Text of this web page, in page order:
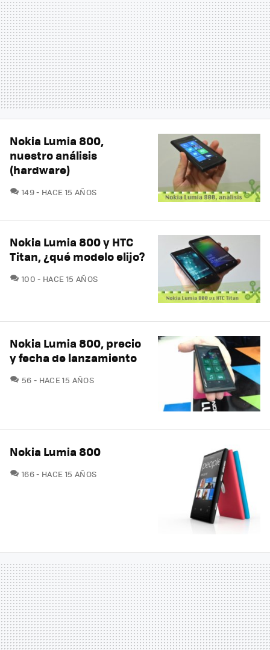
Nokia Lumia 800,
nuestro análisis
(hardware)
149COMENTARIOS
HACE 15 AÑOS
Nokia Lumia 800 y HTC
Titan, ¿qué modelo elijo?
100 COMENTARIOS
HACE 15 AÑOS
Nokia Lumia 800, precio
y fecha de lanzamiento
56 COMENTARIOS
HACE 15 AÑOS
Nokia Lumia 800
166COMENTARIOS
HACE 15 AÑOS